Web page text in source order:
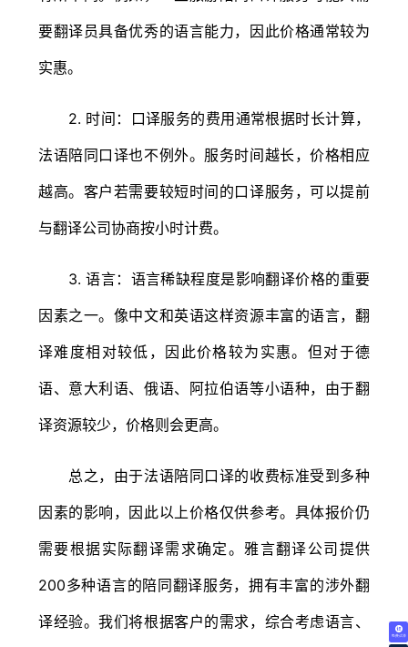
免费试译
要翻译员具备优秀的语言能力，因此价格通常较为
实惠。
2. 时间：口译服务的费用通常根据时长计算，
法语陪同口译也不例外。服务时间越长，价格相应
越高。客户若需要较短时间的口译服务，可以提前
与翻译公司协商按小时计费。
3. 语言：语言稀缺程度是影响翻译价格的重要
因素之一。像中文和英语这样资源丰富的语言，翻
译难度相对较低，因此价格较为实惠。但对于德
语、意大利语、俄语、阿拉伯语等小语种，由于翻
译资源较少，价格则会更高。
总之，由于法语陪同口译的收费标准受到多种
因素的影响，因此以上价格仅供参考。具体报价仍
需要根据实际翻译需求确定。雅言翻译公司提供
200多种语言的陪同翻译服务，拥有丰富的涉外翻
译经验。我们将根据客户的需求，综合考虑语言、